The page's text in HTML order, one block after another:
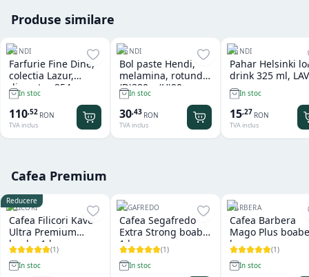
Produse similare
HENDI
Farfurie Fine Dine,
colectia Lazur,
diametru 254 mm,
portelan decorat
manual
In stoc
110,52 RON
TVA inclus
HENDI
Bol paste Hendi,
melamina, rotund
(D)380 x (H)90 mm
In stoc
30,43 RON
TVA inclus
HENDI
Pahar Helsinki
drink 325 ml, LAV
In stoc
15,27 RON
TVA inclus
Cafea Premium
Reducere
FILICORI
Cafea Filicori Kave
Ultra Premium
boabe 1 kg
(1)
In stoc
SEGAFREDO
Cafea Segafredo
Extra Strong boabe
1 kg
(1)
In stoc
BARBERA
Cafea Barbera
Mago Plus
kg
(1)
In stoc